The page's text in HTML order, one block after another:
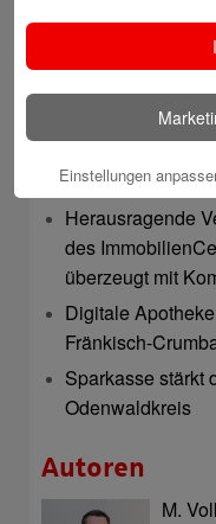
Auch per WhatsApp
Neueste
Sparkassen Kino
Öffnungszeiten
Herausragende
des
überzeugt mit
Digitale
Fränkisch-
Sparkasse stärkt
Odenwaldkreis
Autoren
M.
Einstellungen